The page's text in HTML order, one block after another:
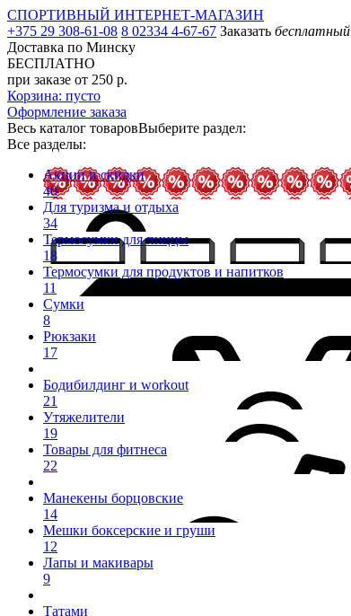
СПОРТИВНЫЙ ИНТЕРНЕТ-МАГАЗИН
+375 29 308-61-08 8 02334 4-67-67 Заказать бесплатный
Доставка по Минску
БЕСПЛАТНО
при заказе от 250 р.
Корзина: пусто
Оформление заказа
Весь каталог товаровВыберите раздел:
Все разделы:
Акции и скидки
40
Для туризма и отдыха
34
Термосумки для пиццы
18
Термосумки для продуктов и напитков
11
Сумки
8
Рюкзаки
17
Бодибилдинг и workout
21
Утяжелители
19
Товары для фитнеса
22
Манекены борцовские
14
Мешки боксерские и груши
12
Лапы и макивары
9
Татами